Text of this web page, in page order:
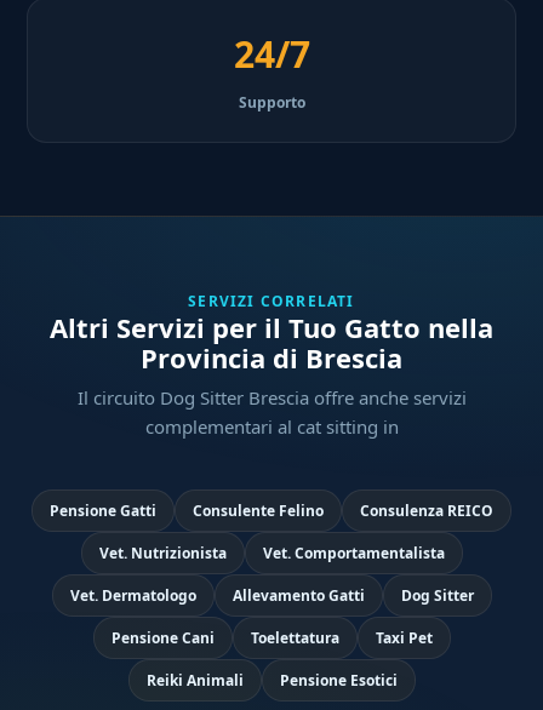
24/7
Supporto
SERVIZI CORRELATI
Altri Servizi per il Tuo Gatto nella
Provincia di Brescia
Il circuito Dog Sitter Brescia offre anche servizi
complementari al cat sitting in
Pensione Gatti Consulente Felino Consulenza REICO
Vet. Nutrizionista Vet. Comportamentalista
Vet. Dermatologo Allevamento Gatti Dog Sitter
Pensione Cani Toelettatura Taxi Pet
Reiki Animali Pensione Esotici